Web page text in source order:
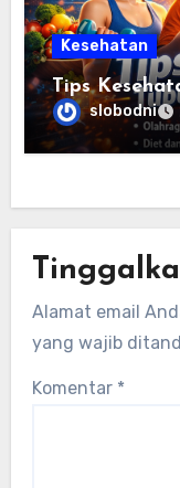
Kesehatan
Tips
slobodni
Alamat email
yang wajib
Komentar *